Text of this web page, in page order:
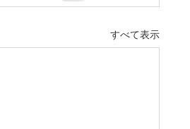
すべて表示